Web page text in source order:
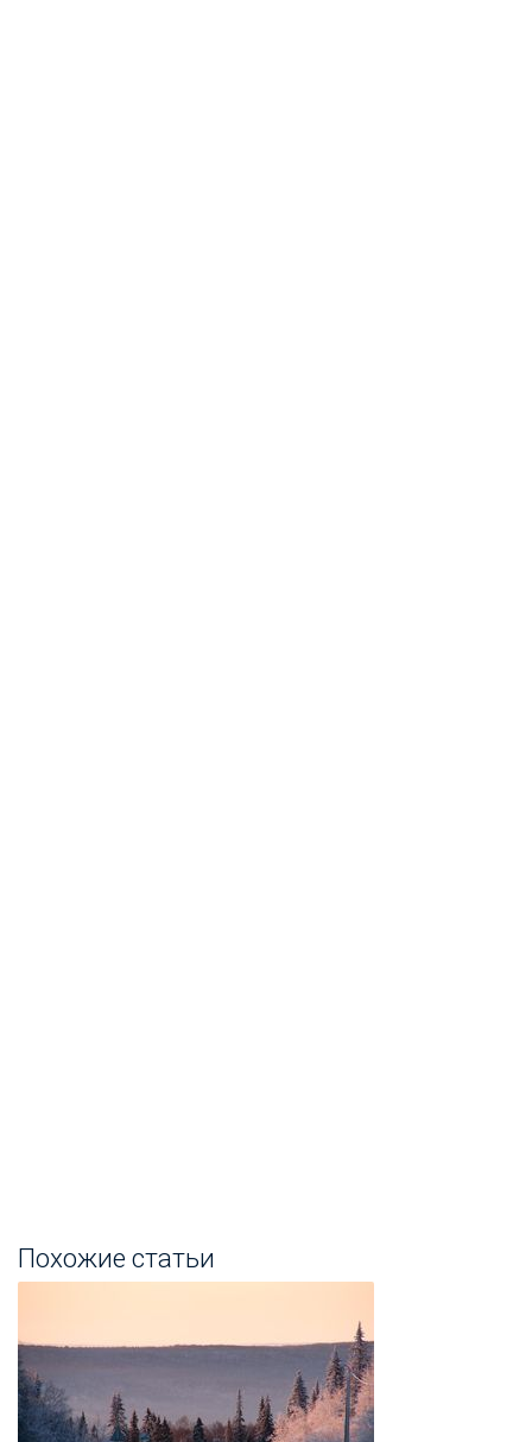
Похожие статьи